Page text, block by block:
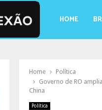
HOME
Home
Política
Governo de RO
China
Política